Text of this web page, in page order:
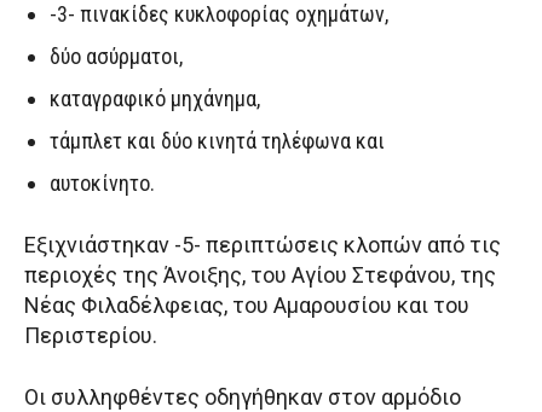
-3- πινακίδες κυκλοφορίας οχημάτων,
δύο ασύρματοι,
καταγραφικό μηχάνημα,
τάμπλετ και δύο κινητά τηλέφωνα και
αυτοκίνητο.
Εξιχνιάστηκαν -5- περιπτώσεις κλοπών από τις
περιοχές της Άνοιξης, του Αγίου Στεφάνου, της
Νέας Φιλαδέλφειας, του Αμαρουσίου και του
Περιστερίου.
Οι συλληφθέντες οδηγήθηκαν στον αρμόδιο